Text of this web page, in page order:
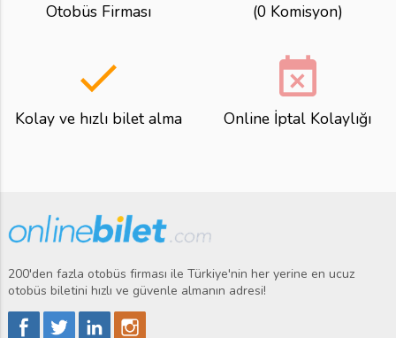
Otobüs Firması
(0 Komisyon)
done
Kolay ve hızlı bilet alma
event_busy
Online İptal Kolaylığı
200'den fazla otobüs firması ile Türkiye'nin her yerine en ucuz
otobüs biletini hızlı ve güvenle almanın adresi!